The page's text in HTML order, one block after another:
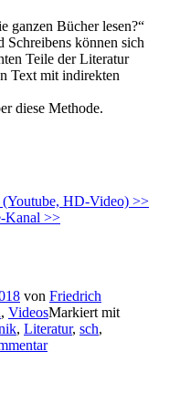
ganzen Bücher lesen?“
können sich
Teile der Literatur
Text mit indirekten
diese Methode.
(Youtube, HD-Video) >>
Kanal >>
von Friedrich
, VideosMarkiert mit
, Literatur, sch,